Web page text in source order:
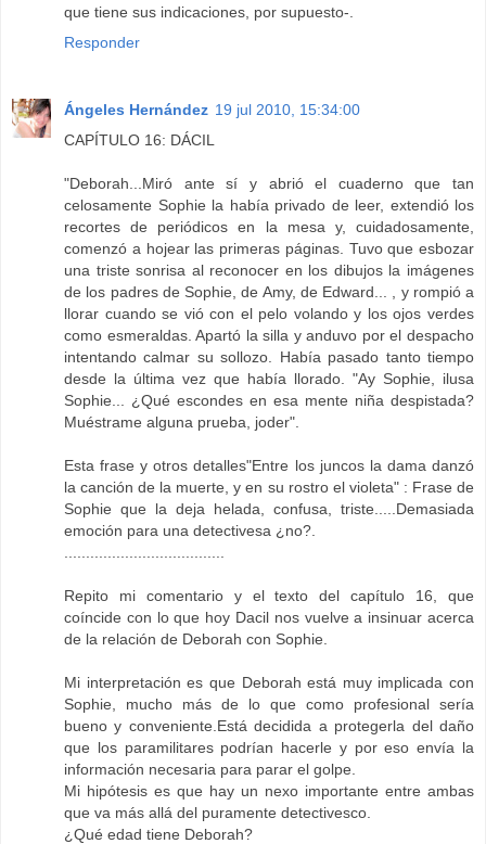
que tiene sus indicaciones, por supuesto-.
Responder
Ángeles Hernández 19 jul 2010, 15:34:00
CAPÍTULO 16: DÁCIL
"Deborah...Miró ante sí y abrió el cuaderno que tan
celosamente Sophie la había privado de leer, extendió los
recortes de periódicos en la mesa y, cuidadosamente,
comenzó a hojear las primeras páginas. Tuvo que esbozar
una triste sonrisa al reconocer en los dibujos la imágenes
de los padres de Sophie, de Amy, de Edward... , y rompió a
llorar cuando se vió con el pelo volando y los ojos verdes
como esmeraldas. Apartó la silla y anduvo por el despacho
intentando calmar su sollozo. Había pasado tanto tiempo
desde la última vez que había llorado. "Ay Sophie, ilusa
Sophie... ¿Qué escondes en esa mente niña despistada?
Muéstrame alguna prueba, joder".
Esta frase y otros detalles"Entre los juncos la dama danzó
la canción de la muerte, y en su rostro el violeta" : Frase de
Sophie que la deja helada, confusa, triste.....Demasiada
emoción para una detectivesa ¿no?.
Repito mi comentario y el texto del capítulo 16, que
coíncide con lo que hoy Dacil nos vuelve a insinuar acerca
de la relación de Deborah con Sophie.
Mi interpretación es que Deborah está muy implicada con
Sophie, mucho más de lo que como profesional sería
bueno y conveniente.Está decidida a protegerla del daño
que los paramilitares podrían hacerle y por eso envía la
información necesaria para parar el golpe.
Mi hipótesis es que hay un nexo importante entre ambas
que va más allá del puramente detectivesco.
¿Qué edad tiene Deborah?